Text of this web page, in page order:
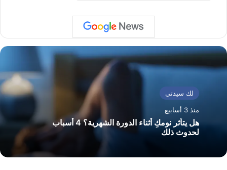
لك سيدتي
منذ 3 أسابيع
هل يتأثر نومكِ أثناء الدورة الشهرية؟ 4 أسباب
لحدوث ذلك